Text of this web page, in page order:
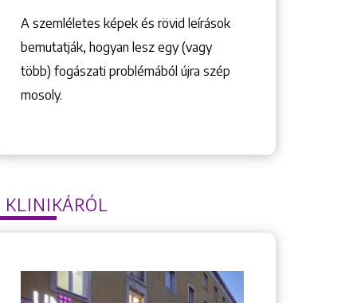
A szemléletes képek és rövid leírások
bemutatják, hogyan lesz egy (vagy
több) fogászati problémából újra szép
mosoly.
KLINIKÁRÓL